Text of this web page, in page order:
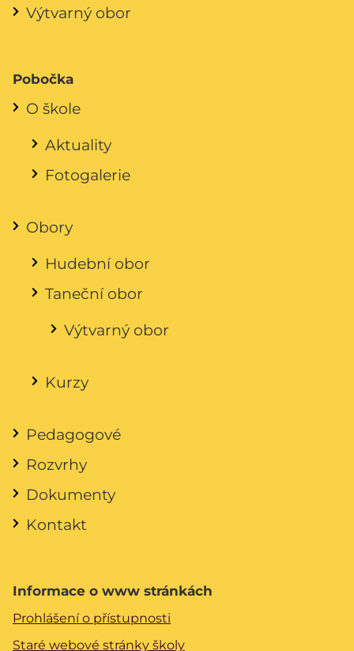
Výtvarný obor
Pobočka
O škole
Aktuality
Fotogalerie
Obory
Hudební obor
Taneční obor
Výtvarný obor
Kurzy
Pedagogové
Rozvrhy
Dokumenty
Kontakt
Informace o www stránkách
Prohlášení o přístupnosti
Staré webové stránky školy